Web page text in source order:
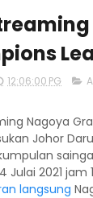
12:06:00 PG
Nagoya
Johor
Julai 2021
langsung